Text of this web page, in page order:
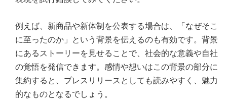
例えば、新商品や新体制を公表する場合は、「なぜそこ
に至ったのか」という背景を伝えるのも有効です。背景
にあるストーリーを見せることで、社会的な意義や自社
の覚悟を発信できます。感情や想いはこの背景の部分に
集約すると、プレスリリースとしても読みやすく、魅力
的なものとなるでしょう。